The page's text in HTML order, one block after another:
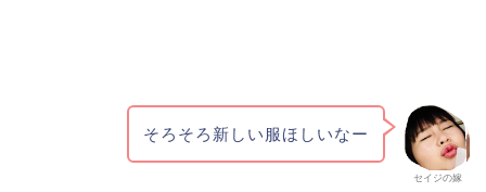
セイジの嫁
そろそろ新しい服ほしいなー